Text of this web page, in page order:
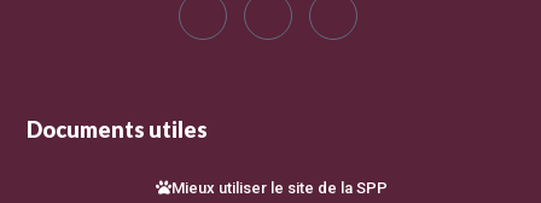
Documents utiles
Mieux utiliser le site de la SPP